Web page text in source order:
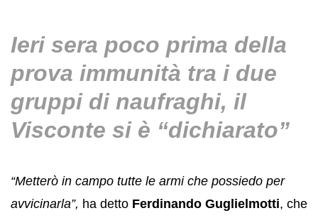
Ieri sera poco prima della
prova immunità tra i due
gruppi di naufraghi, il
Visconte si è “dichiarato”
“Metterò in campo tutte le armi che possiedo per
avvicinarla”, ha detto Ferdinando Guglielmotti, che